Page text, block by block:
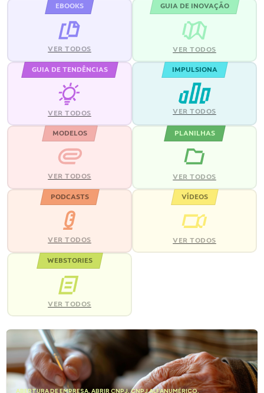
EBOOKS
VER TODOS
GUIA DE INOVAÇÃO
VER TODOS
GUIA DE TENDÊNCIAS
VER TODOS
IMPULSIONA
VER TODOS
MODELOS
VER TODOS
PLANILHAS
VER TODOS
PODCASTS
VER TODOS
VÍDEOS
VER TODOS
WEBSTORIES
VER TODOS
ABERTURA DE EMPRESA, ABRIR CNPJ,CNPJ ALFANUMÉRICO,